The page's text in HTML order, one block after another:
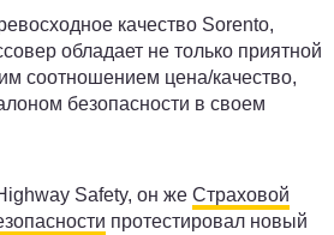
качество Sorento,
обладает не только приятной
соотношением цена/качество,
безопасности в своем
Safety, он же Страховой
протестировал новый